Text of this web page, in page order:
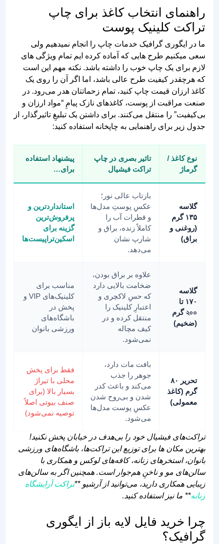
راهنمای انتخاب کاغذ برای چاپ
تراکت کلینیک پوست
ما در ایگوری گرافیک خدمات چاپ را انجام نمیدهیم ولی
سعی میکنیم طرح هایی که آماده کرده ایم تمام ویژگی های
لازم برای یک چاپ خوب را داشته باشد. نکته مهم این است
که هرچقدر کیفیت طرح عالی باشد، اما اگر آن را روی یک
کاغذ ارزان‌ قیمت چاپ کنید، تمام زحماتتان هدر می‌رود. در
صنعت مراقبت از پوست، کاغذهای نازک پیامِ “مواد ارزان و
بی‌کیفیت” را منتقل می‌کنند. برای داشتن یک تبلیغِ تاثیرگذار، از
جدول زیر برای راهنمایی به چاپخانه استفاده کنید:
نوع کاغذ /
گرماژ
تاثیر بصری در چاپ
تراکت فیشیال
پیشنهاد استفاده
برای…
گلاسه
۱۳۵ گرم
(روغنی و
براق)
بازتاب عالی نور؛
عکسِ پوستِ مدل‌ها
و قطرات آب را
کاملاً زنده، براق و
شارپ نشان
می‌دهد.
استانداردترین و
پرفروش‌ترین
گزینه برای
اسکین‌تراپیست‌ها
گلاسه
۱۷۰ تا
২০০ گرم
(ضخیم)
علاوه بر براق بودن،
ضخامت بالایی دارد
که حسِ لاکچری و
اعتبارِ کلینیک را
منتقل کرده و در
کیف مچاله
نمی‌شود.
مناسب برای
کلینیک‌های VIP و
پخش در
باشگاه‌های
ورزشی بانوان
تحریر ۸۰
گرم (کاغذ
معمولی)
بافت مات دارد،
جوهر را جذب
می‌کند و باعث کدر
شدن و بی‌روح شدن
عکسِ پوست مدل‌ها
می‌شود.
فقط برای پخش
محلی با تیراژ
بسیار بالا (برای
صنف بیوتی اصلاً
توصیه نمی‌شود)
تراکت‌های فیشیال خود را بی‌هدف در خیابان پخش نکنید!
بهترین مکان‌ ها برای توزیع این تراکت‌ها، باشگاه‌های ورزشی
بانوان، استخرهای زنانه، کافه‌های لوکس و همکاری با
سالن‌های مو و ناخنِ هم‌جوار است. همچنین اگر به سالن‌های
زیبایی همکاری دارید، می‌توانید از آرشیو **تراکت آرایشگاه
زنانه** ما نیز استفاده کنید.
چرا خرید فایل لایه باز از ایگوری
گرافیک؟